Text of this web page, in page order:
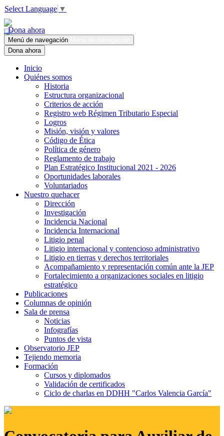
Select Language ▼
Dona ahora
Menú de navegación
Dona ahora
Inicio
Quiénes somos
Historia
Estructura organizacional
Criterios de acción
Registro web Régimen Tributario Especial
Logros
Misión, visión y valores
Código de Ética
Política de género
Reglamento de trabajo
Plan Estratégico Institucional 2021 - 2026
Oportunidades laborales
Voluntariados
Nuestro quehacer
Dirección
Investigación
Incidencia Nacional
Incidencia Internacional
Litigio penal
Litigio internacional y contencioso administrativo
Litigio en tierras y derechos territoriales
Acompañamiento y representación común ante la JEP
Fortalecimiento a organizaciones sociales en litigio
estratégico
Publicaciones
Columnas de opinión
Sala de prensa
Noticias
Infografías
Puntos de vista
Observatorio JEP
Tejiendo memoria
Formación
Cursos y diplomados
Validación de certificados
Ciclo de charlas en DDHH "Carlos Valencia García"